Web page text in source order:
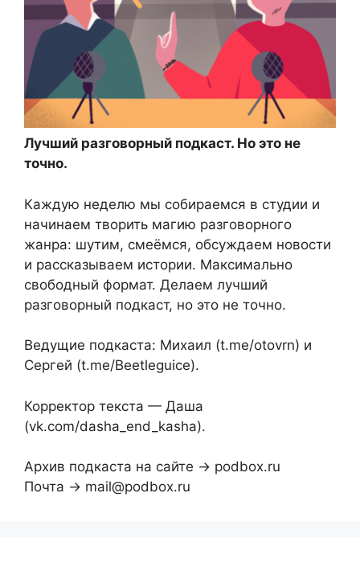
Лучший разговорный подкаст. Но это не
точно.
Каждую неделю мы собираемся в студии и
начинаем творить магию разговорного
жанра: шутим, смеёмся, обсуждаем новости
и рассказываем истории. Максимально
свободный формат. Делаем лучший
разговорный подкаст, но это не точно.
Ведущие подкаста: Михаил (t.me/otovrn) и
Сергей (t.me/Beetleguice).
Корректор текста — Даша
(vk.com/dasha_end_kasha).
Архив подкаста на сайте → podbox.ru
Почта → mail@podbox.ru